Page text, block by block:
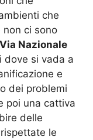
che
non ci sono
Nazionale
dove si vada a
e
dei problemi
poi una cattiva
delle
le